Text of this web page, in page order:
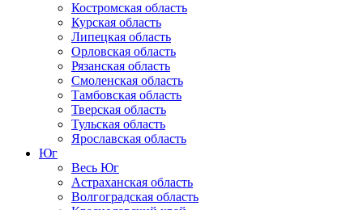
Костромская область
Курская область
Липецкая область
Орловская область
Рязанская область
Смоленская область
Тамбовская область
Тверская область
Тульская область
Ярославская область
Юг
Весь Юг
Астраханская область
Волгоградская область